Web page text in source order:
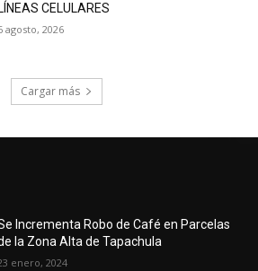
LÍNEAS CELULARES
agosto, 2026
Cargar más
Incrementa Robo de Café en Parcelas
la Zona Alta de Tapachula
enero, 2024